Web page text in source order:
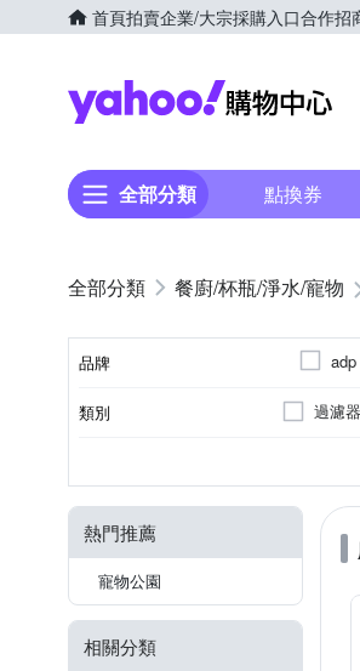
首頁拍賣企業/大宗採購入口合作招
全部分類 點換券
餐廚/杯瓶/淨水/寵物
品牌 adp
其
類別 過濾器
熱門推薦
寵物公園
相關分類